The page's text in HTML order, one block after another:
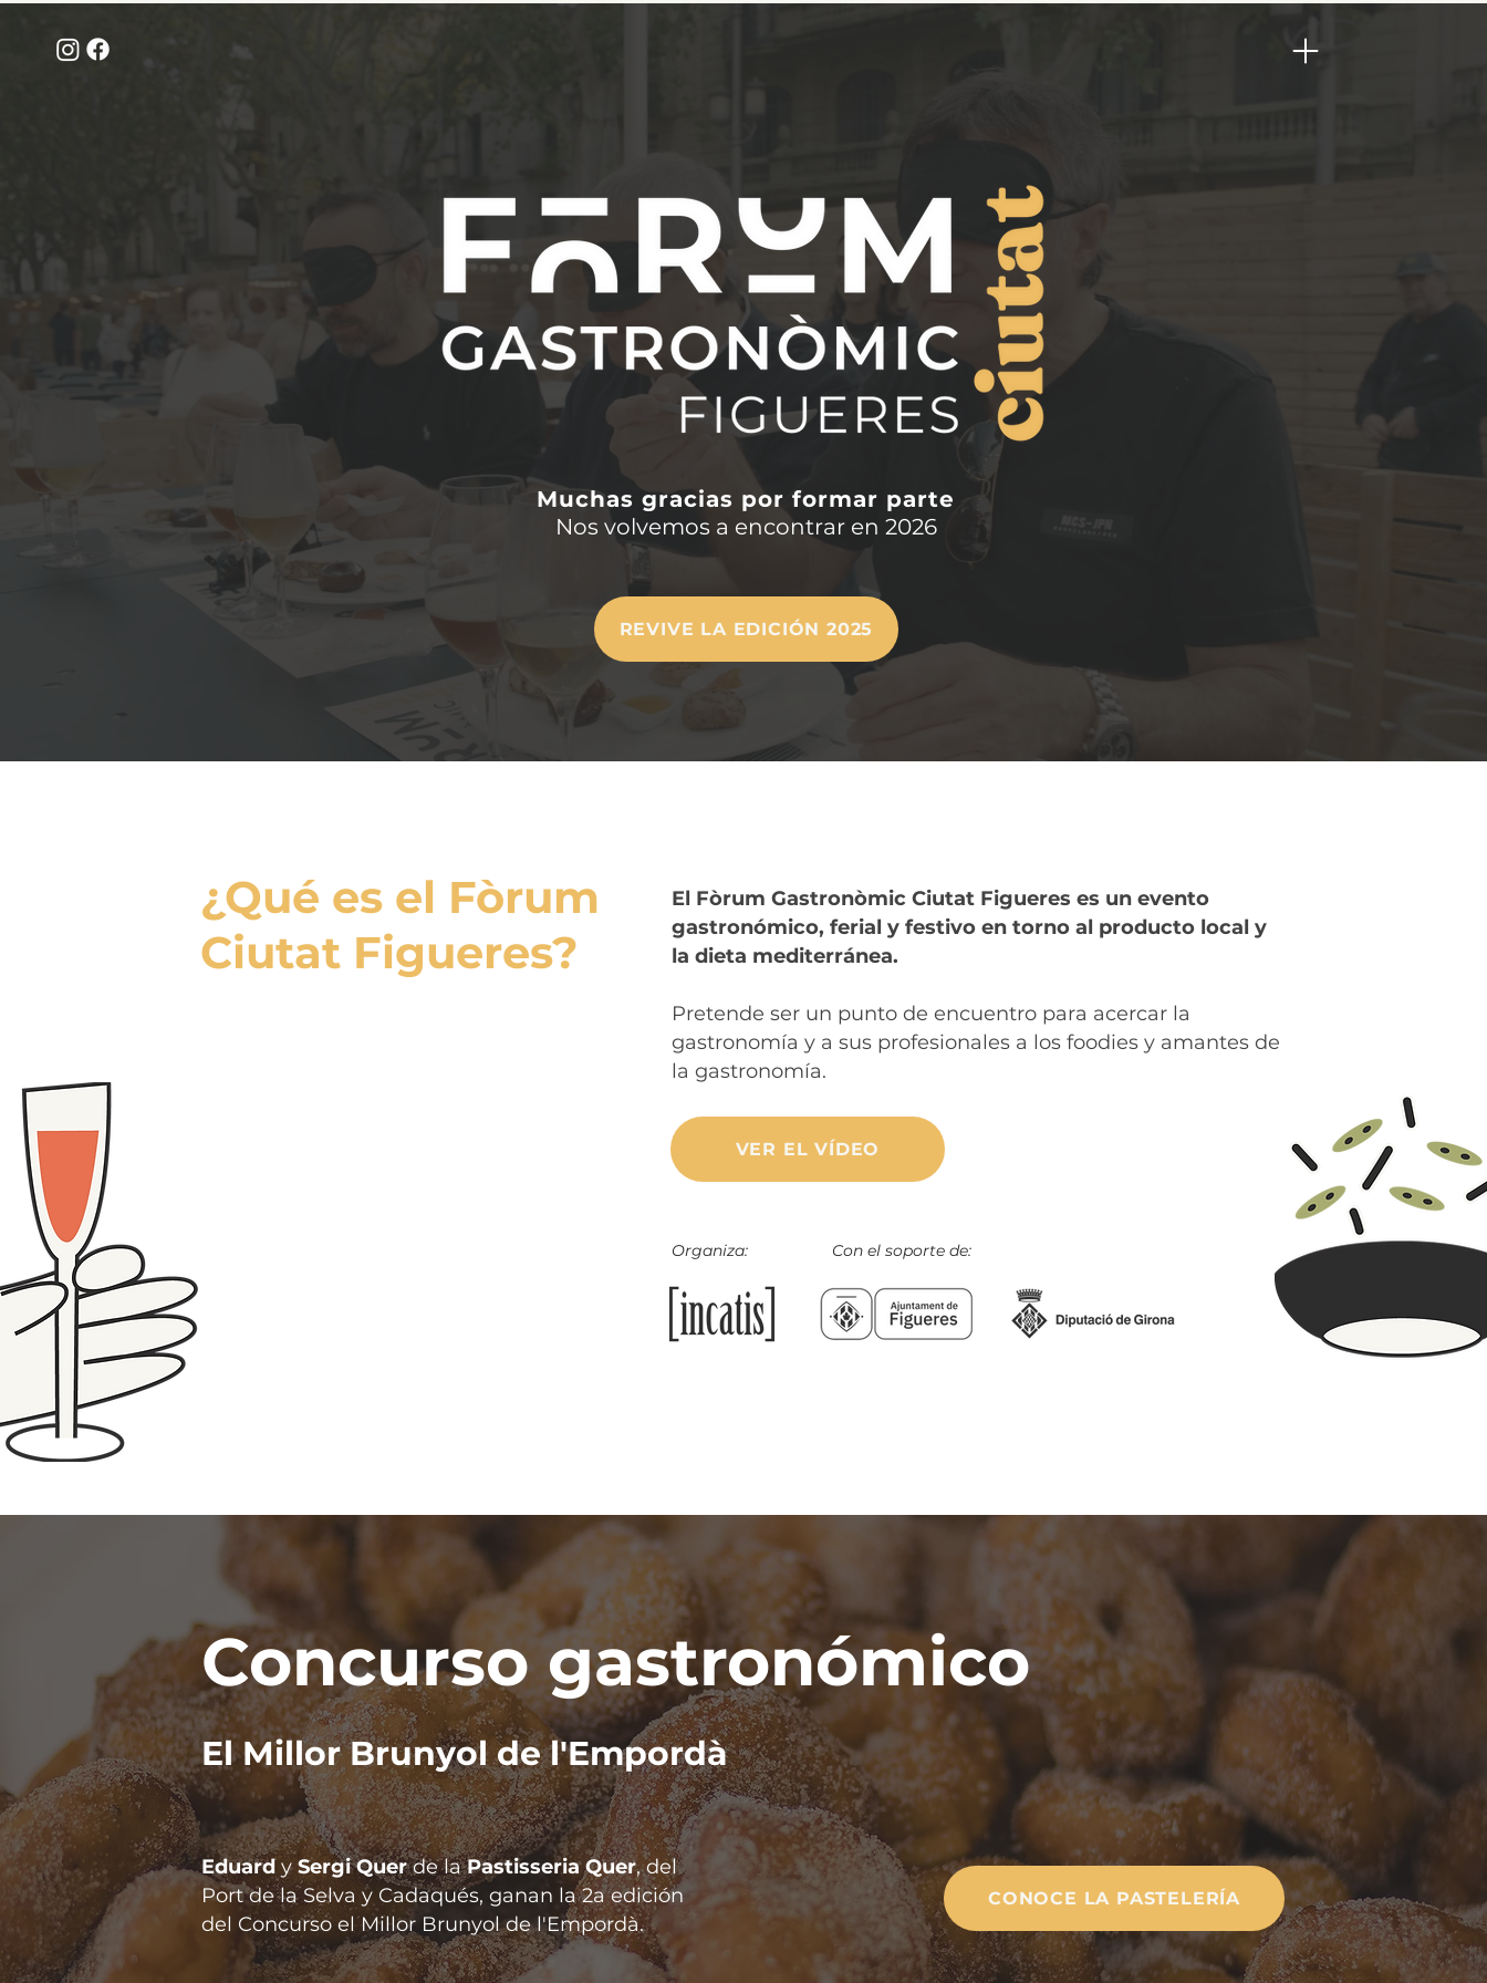
Muchas gracias por formar parte
Nos volvemos a encontrar en 2026
REVIVE LA EDICIÓN 2025
¿Qué es el Fòrum
Ciutat Figueres?
El Fòrum Gastronòmic Ciutat Figueres es un evento
gastronómico, ferial y festivo en torno al producto local y
la dieta mediterránea.
Pretende ser un punto de encuentro para acercar la
gastronomía y a sus profesionales a los foodies y amantes de
la gastronomía.
Organiza: Con el soporte de:
VER EL VÍDEO
Concurso gastronómico
El Millor Brunyol de l'Empordà
EduardySergi Querde laPastisseria Quer, del
Port de la Selva y Cadaqués, ganan la 2a edición
del Concurso el Millor Brunyol de l'Empordà.
CONOCE LA PASTELERÍA